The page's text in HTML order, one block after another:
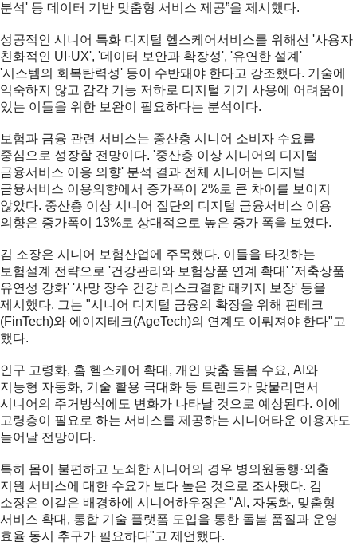
분석' 등 데이터 기반 맞춤형 서비스 제공”을 제시했다.
성공적인 시니어 특화 디지털 헬스케어서비스를 위해선 '사용자
친화적인 UI·UX', '데이터 보안과 확장성', '유연한 설계'
'시스템의 회복탄력성' 등이 수반돼야 한다고 강조했다. 기술에
익숙하지 않고 감각 기능 저하로 디지털 기기 사용에 어려움이
있는 이들을 위한 보완이 필요하다는 분석이다.
보험과 금융 관련 서비스는 중산층 시니어 소비자 수요를
중심으로 성장할 전망이다. '중산층 이상 시니어의 디지털
금융서비스 이용 의향' 분석 결과 전체 시니어는 디지털
금융서비스 이용의향에서 증가폭이 2%로 큰 차이를 보이지
않았다. 중산층 이상 시니어 집단의 디지털 금융서비스 이용
의향은 증가폭이 13%로 상대적으로 높은 증가 폭을 보였다.
김 소장은 시니어 보험산업에 주목했다. 이들을 타깃하는
보험설계 전략으로 '건강관리와 보험상품 연계 확대' '저축상품
유연성 강화' '사망 장수 건강 리스크결합 패키지 보장' 등을
제시했다. 그는 "시니어 디지털 금융의 확장을 위해 핀테크
(FinTech)와 에이지테크(AgeTech)의 연계도 이뤄져야 한다"고
했다.
인구 고령화, 홈 헬스케어 확대, 개인 맞춤 돌봄 수요, AI와
지능형 자동화, 기술 활용 극대화 등 트렌드가 맞물리면서
시니어의 주거방식에도 변화가 나타날 것으로 예상된다. 이에
고령층이 필요로 하는 서비스를 제공하는 시니어타운 이용자도
늘어날 전망이다.
특히 몸이 불편하고 노쇠한 시니어의 경우 병의원동행·외출
지원 서비스에 대한 수요가 보다 높은 것으로 조사됐다. 김
소장은 이같은 배경하에 시니어하우징은 "AI, 자동화, 맞춤형
서비스 확대, 통합 기술 플랫폼 도입을 통한 돌봄 품질과 운영
효율 동시 추구가 필요하다"고 제언했다.